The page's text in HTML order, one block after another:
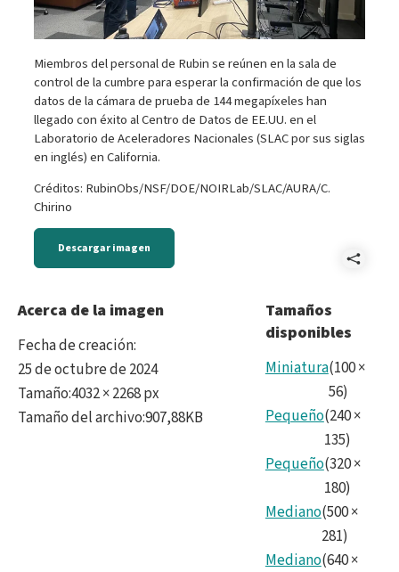
Miembros del personal de Rubin se reúnen en la sala de
control de la cumbre para esperar la confirmación de que los
datos de la cámara de prueba de 144 megapíxeles han
llegado con éxito al Centro de Datos de EE.UU. en el
Laboratorio de Aceleradores Nacionales (SLAC por sus siglas
en inglés) en California.
Créditos: RubinObs/NSF/DOE/NOIRLab/SLAC/AURA/C.
Chirino
Descargar imagen
Acerca de la imagen
Fecha de creación:
25 de octubre de 2024
Tamaño:4032 × 2268 px
Tamaño del archivo:907,88KB
Tamaños
disponibles
Miniatura(100×
56)
Pequeño(240×
135)
Pequeño(320×
180)
Mediano(500×
281)
Mediano(640×